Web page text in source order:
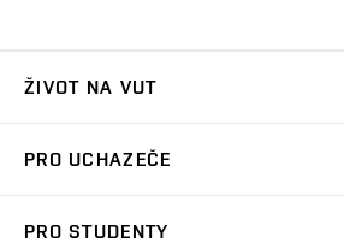
ŽIVOT NA VUT
Koleje
PRO UCHAZEČE
PRO STUDENTY